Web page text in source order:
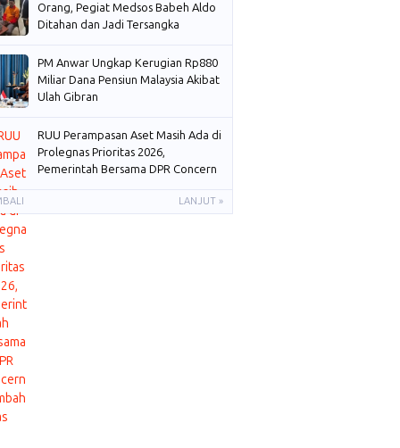
Orang, Pegiat Medsos Babeh Aldo
Ditahan dan Jadi Tersangka
PM Anwar Ungkap Kerugian Rp880
Miliar Dana Pensiun Malaysia Akibat
Ulah Gibran
RUU Perampasan Aset Masih Ada di
Prolegnas Prioritas 2026,
Pemerintah Bersama DPR Concern
LANJUT »